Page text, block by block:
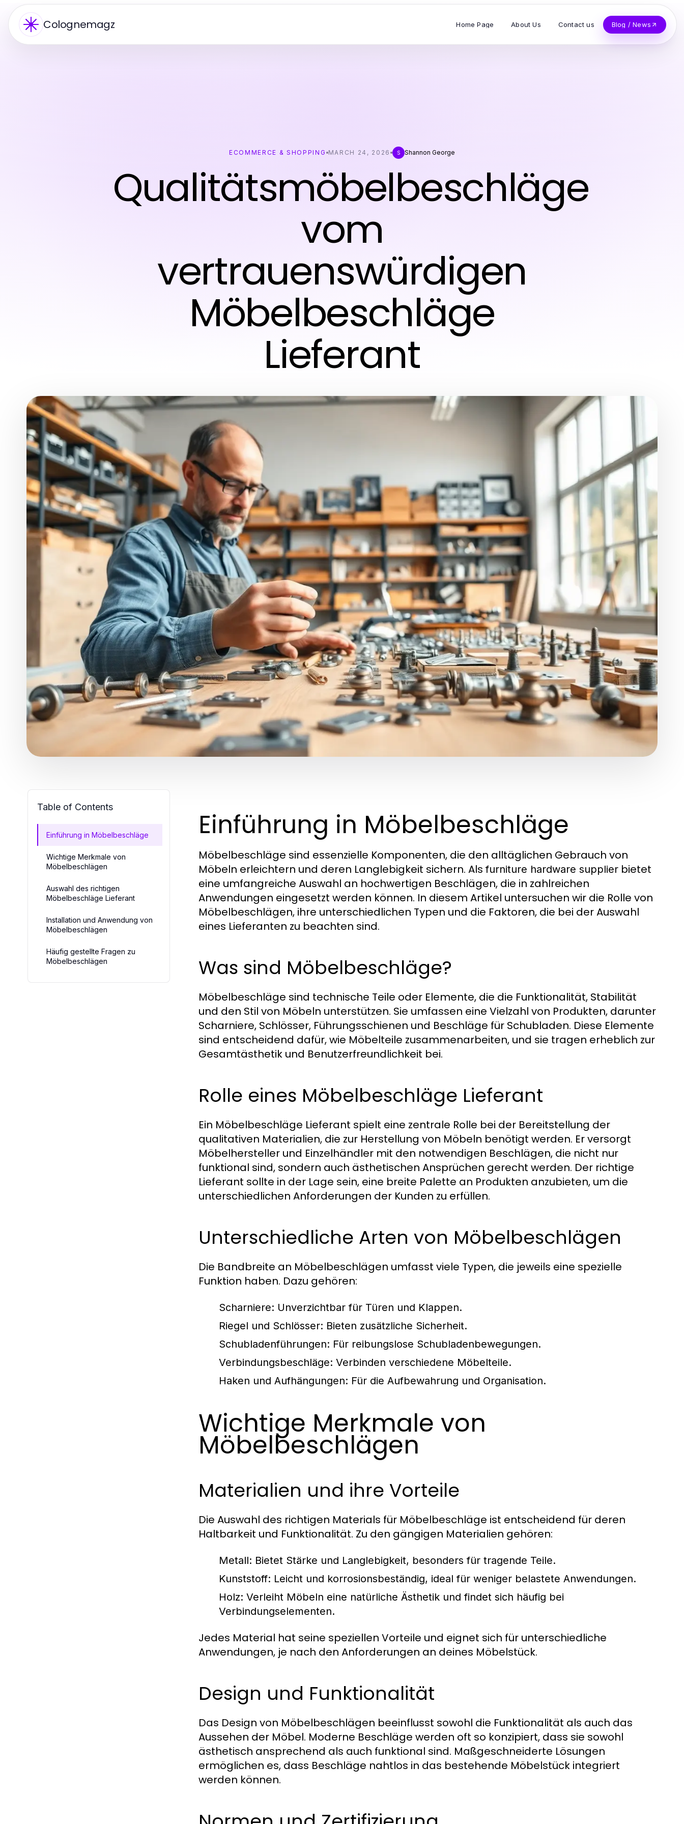
Colognemagz Home Page About Us Contact us Blog / News
ECOMMERCE & SHOPPING MARCH 24, 2026 S Shannon George
Qualitätsmöbelbeschläge
vom
vertrauenswürdigen
Möbelbeschläge
Lieferant
Table of Contents
Einführung in Möbelbeschläge
Wichtige Merkmale von
Möbelbeschlägen
Auswahl des richtigen
Möbelbeschläge Lieferant
Installation und Anwendung von
Möbelbeschlägen
Häufig gestellte Fragen zu
Möbelbeschlägen
Einführung in Möbelbeschläge
Möbelbeschläge sind essenzielle Komponenten, die den alltäglichen Gebrauch von
Möbeln erleichtern und deren Langlebigkeit sichern. Alsfurniture hardware supplier bietet
eine umfangreiche Auswahl an hochwertigen Beschlägen, die in zahlreichen
Anwendungen eingesetzt werden können. In diesem Artikel untersuchen wir die Rolle von
Möbelbeschlägen, ihre unterschiedlichen Typen und die Faktoren, die bei der Auswahl
eines Lieferanten zu beachten sind.
Was sind Möbelbeschläge?
Möbelbeschläge sind technische Teile oder Elemente, die die Funktionalität, Stabilität
und den Stil von Möbeln unterstützen. Sie umfassen eine Vielzahl von Produkten, darunter
Scharniere, Schlösser, Führungsschienen und Beschläge für Schubladen. Diese Elemente
sind entscheidend dafür, wie Möbelteile zusammenarbeiten, und sie tragen erheblich zur
Gesamtästhetik und Benutzerfreundlichkeit bei.
Rolle eines Möbelbeschläge Lieferant
Ein Möbelbeschläge Lieferant spielt eine zentrale Rolle bei der Bereitstellung der
qualitativen Materialien, die zur Herstellung von Möbeln benötigt werden. Er versorgt
Möbelhersteller und Einzelhändler mit den notwendigen Beschlägen, die nicht nur
funktional sind, sondern auch ästhetischen Ansprüchen gerecht werden. Der richtige
Lieferant sollte in der Lage sein, eine breite Palette an Produkten anzubieten, um die
unterschiedlichen Anforderungen der Kunden zu erfüllen.
Unterschiedliche Arten von Möbelbeschlägen
Die Bandbreite an Möbelbeschlägen umfasst viele Typen, die jeweils eine spezielle
Funktion haben. Dazu gehören:
Scharniere: Unverzichtbar für Türen und Klappen.
Riegel und Schlösser: Bieten zusätzliche Sicherheit.
Schubladenführungen: Für reibungslose Schubladenbewegungen.
Verbindungsbeschläge: Verbinden verschiedene Möbelteile.
Haken und Aufhängungen: Für die Aufbewahrung und Organisation.
Wichtige Merkmale von
Möbelbeschlägen
Materialien und ihre Vorteile
Die Auswahl des richtigen Materials für Möbelbeschläge ist entscheidend für deren
Haltbarkeit und Funktionalität. Zu den gängigen Materialien gehören:
Metall: Bietet Stärke und Langlebigkeit, besonders für tragende Teile.
Kunststoff: Leicht und korrosionsbeständig, ideal für weniger belastete Anwendungen.
Holz: Verleiht Möbeln eine natürliche Ästhetik und findet sich häufig bei
Verbindungselementen.
Jedes Material hat seine speziellen Vorteile und eignet sich für unterschiedliche
Anwendungen, je nach den Anforderungen an deines Möbelstück.
Design und Funktionalität
Das Design von Möbelbeschlägen beeinflusst sowohl die Funktionalität als auch das
Aussehen der Möbel. Moderne Beschläge werden oft so konzipiert, dass sie sowohl
ästhetisch ansprechend als auch funktional sind. Maßgeschneiderte Lösungen
ermöglichen es, dass Beschläge nahtlos in das bestehende Möbelstück integriert
werden können.